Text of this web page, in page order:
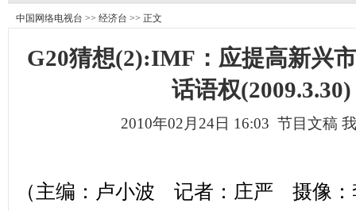
中国网络电视台 >> 经济台 >> 正文
G20猜想(2):IMF：应提高新兴
话语权(2009.3.30)
2010年02月24日 16:03 节目文稿
（主编：卢小波 记者：庄严
摄像